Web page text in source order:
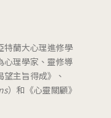
特蘭大心理進修學
心理學家、靈修導
主旨得成》、
）和《心靈關顧》